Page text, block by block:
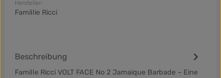
Hersteller:
Famillie Ricci
Beschreibung
Famille Ricci VOLT FACE No 2 Jamaique Barbade – Eine